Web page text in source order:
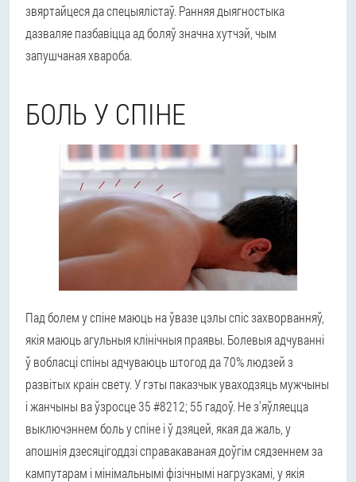
звяртайцеся да спецыялістаў. Ранняя дыягностыка
дазваляе пазбавіцца ад боляў значна хутчэй, чым
запушчаная хвароба.
БОЛЬ У СПІНЕ
Пад болем у спіне маюць на ўвазе цэлы спіс захворванняў,
якія маюць агульныя клінічныя праявы. Болевыя адчуванні
ў вобласці спіны адчуваюць штогод да 70% людзей з
развітых краін свету. У гэты паказчык уваходзяць мужчыны
і жанчыны ва ўзросце 35 #8212; 55 гадоў. Не з'яўляецца
выключэннем боль у спіне і ў дзяцей, якая да жаль, у
апошнія дзесяцігоддзі справакаваная доўгім сядзеннем за
кампутарам і мінімальнымі фізічнымі нагрузкамі, у якія